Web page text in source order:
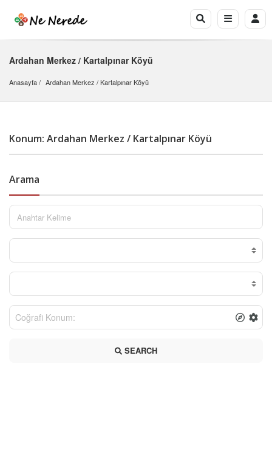
Ardahan Merkez / Kartalpınar Köyü
Anasayfa Ardahan Merkez / Kartalpınar Köyü
Konum: Ardahan Merkez / Kartalpınar Köyü
Arama
SEARCH